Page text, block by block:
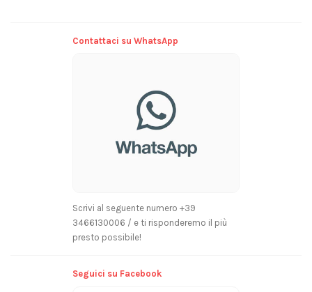
Contattaci su WhatsApp
Scrivi al seguente numero +39
3466130006 / e ti risponderemo il più
presto possibile!
Seguici su Facebook